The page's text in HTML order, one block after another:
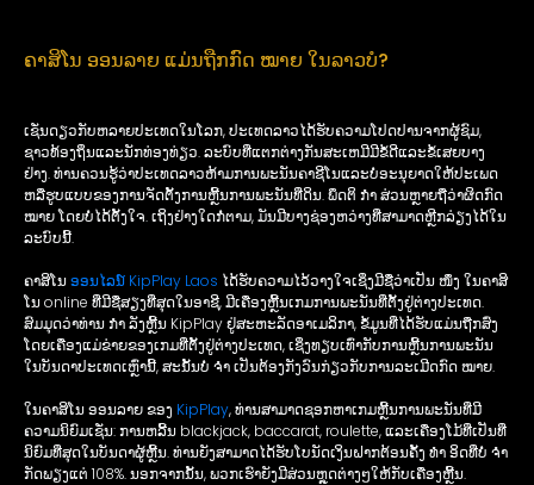
ຄາສິໂນ ອອນລາຍ ແມ່ນຖືກກົດ ໝາຍ ໃນລາວບໍ?
ເຊັ່ນດຽວກັບຫລາຍປະເທດໃນໂລກ, ປະເທດລາວໄດ້ຮັບຄວາມໂປດປານຈາກຜູ້ຊົມ,
ຊາວທ້ອງຖິ່ນແລະນັກທ່ອງທ່ຽວ. ລະບົບທີ່ແຕກຕ່າງກັນສະເຫມີມີຂໍ້ດີແລະຂໍ້ເສຍບາງ
ຢ່າງ. ທ່ານຄວນຮູ້ວ່າປະເທດລາວຫ້າມການພະນັນຄາຊີໂນແລະບໍ່ອະນຸຍາດໃຫ້ປະເພດ
ຫລືຮູບແບບຂອງການຈັດຕັ້ງການຫຼີ້ນການພະນັນທີ່ດິນ. ພຶດຕິ ກຳ ສ່ວນຫຼາຍຖືວ່າຜິດກົດ
ໝາຍ ໂດຍບໍ່ໄດ້ຕັ້ງໃຈ. ເຖິງຢ່າງໃດກໍ່ຕາມ, ມັນມີບາງຊ່ອງຫວ່າງທີ່ສາມາດຫຼີກລ່ຽງໄດ້ໃນ
ລະບົບນີ້.
ຄາສິໂນອອນໄລນ໌ KipPlay Laos ໄດ້ຮັບຄວາມໄວ້ວາງໃຈເຊິ່ງມີຊື່ວ່າເປັນ ໜຶ່ງ ໃນຄາສິ
ໂນ online ທີ່ມີຊື່ສຽງທີ່ສຸດໃນອາຊີ, ມີເຄື່ອງຫຼີ້ນເກມການພະນັນທີ່ຕັ້ງຢູ່ຕ່າງປະເທດ.
ສົມມຸດວ່າທ່ານ ກຳ ລັງຫຼີ້ນ KipPlay ຢູ່ສະຫະລັດອາເມລິກາ, ຂໍ້ມູນທີ່ໄດ້ຮັບແມ່ນຖືກສົ່ງ
ໂດຍເຄື່ອງແມ່ຂ່າຍຂອງເກມທີ່ຕັ້ງຢູ່ຕ່າງປະເທດ, ເຊິ່ງທຽບເທົ່າກັບການຫຼີ້ນການພະນັນ
ໃນບັນດາປະເທດເຫຼົ່ານີ້, ສະນັ້ນບໍ່ ຈຳ ເປັນຕ້ອງກັງວົນກ່ຽວກັບການລະເມີດກົດ ໝາຍ.
ໃນຄາສິໂນ ອອນລາຍ ຂອງ KipPlay, ທ່ານສາມາດຊອກຫາເກມຫຼີ້ນການພະນັນທີ່ມີ
ຄວາມນິຍົມເຊັ່ນ: ການຫລີ້ນ blackjack, baccarat, roulette, ແລະເຄື່ອງໂມ້ທີ່ເປັນທີ່
ນິຍົມທີ່ສຸດໃນບັນດາຜູ້ຫຼີ້ນ. ທ່ານຍັງສາມາດໄດ້ຮັບໂບນັດເງິນຝາກຕ້ອນຄັ້ງ ທຳ ອິດທີ່ບໍ່ ຈຳ
ກັດພຽງແຕ່ 108%. ນອກຈາກນັ້ນ, ພວກເຮົາຍັງມີສ່ວນຫຼຸດຕ່າງໆໃຫ້ກັບເຄື່ອງຫຼີ້ນ.